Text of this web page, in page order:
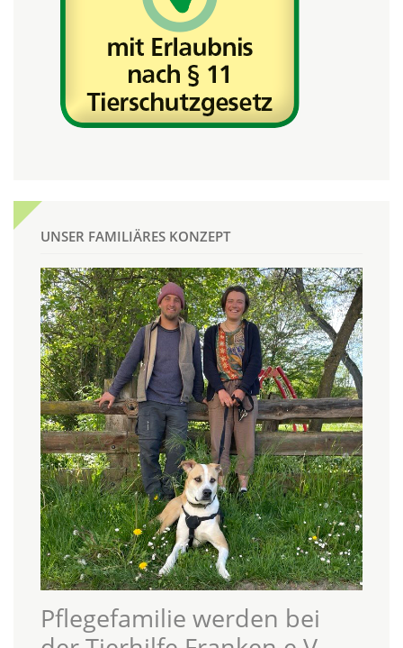
UNSER FAMILIÄRES KONZEPT
Pflegefamilie werden bei